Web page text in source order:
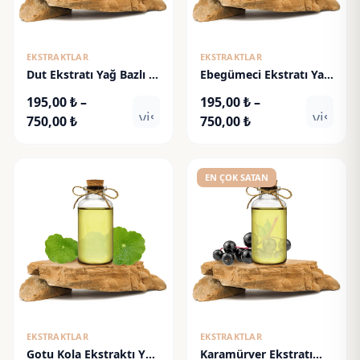
EKSTRAKTLAR
Dut Ekstratı Yağ Bazlı -
195,00₺–
750,00₺Fiyat
750,00 ₺
visibility
EKSTRAKTLAR
Ebegümeci Ekstratı Yağ
Extract
195,00₺–
750,00₺Fiyat
-
750,00 ₺
EKSTRAKTLAR
Gotu Kola Ekstraktı Yağ
EN ÇOK SATAN
EKSTRAKTLAR
Karamürver Ekstratı